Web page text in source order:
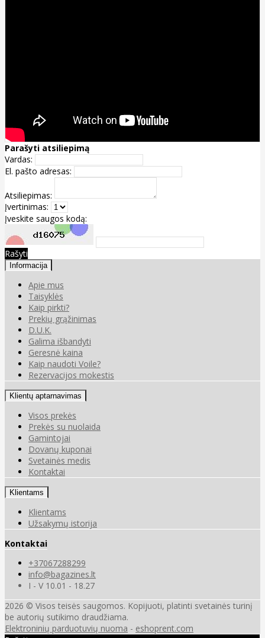
Parašyti atsiliepimą
Vardas:
El. pašto adresas:
Atsiliepimas:
Įvertinimas:
Įveskite saugos kodą:
Rašyti
Informacija
Apie mus
Taisyklės
Kaip pirkti?
Prekių grąžinimas
D.U.K.
Galima išbandyti
Geresnė kaina
Kaip naudoti Voile?
Rezervacijos mokestis
Klientų aptarnavimas
Visos prekės
Prekės su nuolaida
Gamintojai
Dovanų kuponai
Svetainės medis
Kontaktai
Klientams
Klientams
Užsakymų istorija
Kontaktai
+37067288299
info@bagazines.lt
I - V 10.01 - 18.27
2026 © Visos teisės saugomos. Kopijuoti, platinti svetainės turinį
be autorių sutikimo draudžiama.
Elektroninių parduotuvių nuoma - eshoprent.com